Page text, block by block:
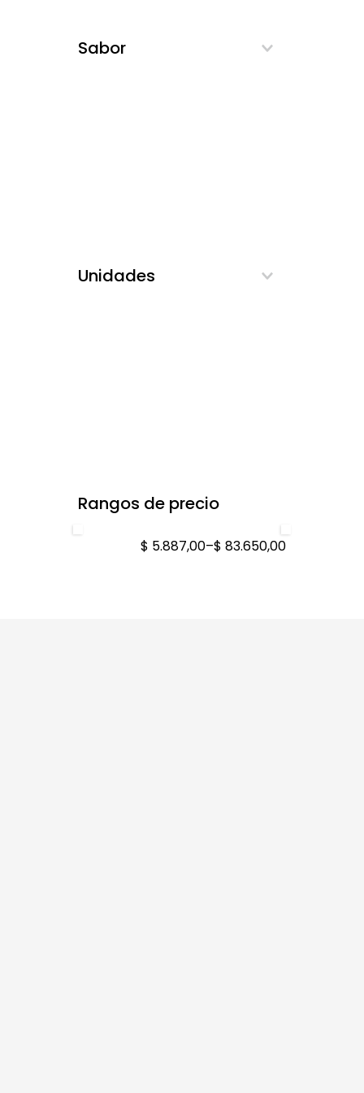
Sabor
Unidades
Rangos de precio
$ 5.887,00–$ 83.650,00